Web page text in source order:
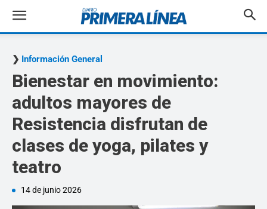
Información General
Bienestar en movimiento:
adultos mayores de
Resistencia disfrutan de
clases de yoga, pilates y
teatro
14 de junio 2026